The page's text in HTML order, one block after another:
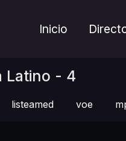
Inicio
Latino - 4
listeamed voe